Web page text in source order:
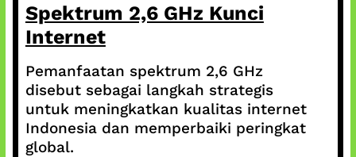
Spektrum 2,6 GHz Kunci
Internet
Pemanfaatan spektrum 2,6 GHz
disebut sebagai langkah strategis
untuk meningkatkan kualitas internet
Indonesia dan memperbaiki peringkat
global.